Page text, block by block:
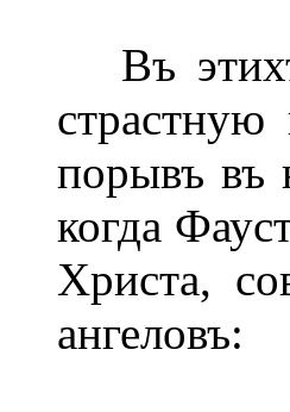
Въ этихъ
порывъ въ
когда
Христа,
ангеловъ: